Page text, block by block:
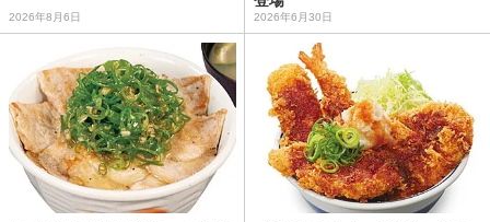
2026年8月6日 2026年6月30日